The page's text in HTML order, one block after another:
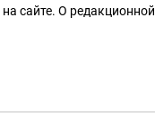
на сайте. О редакционной